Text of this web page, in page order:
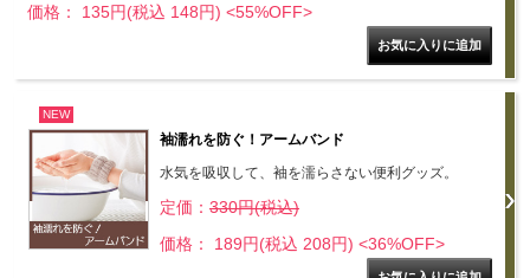
価格： 135円(税込 148円) <55%OFF>
NEW
袖濡れを防ぐ！アームバンド
水気を吸収して、袖を濡らさない便利グッズ。
定価： 330円(税込)
価格： 189円(税込 208円) <36%OFF>